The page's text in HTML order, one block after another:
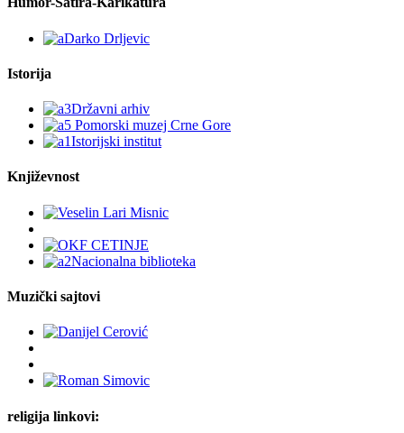
Istorija
Književnost
Muzički sajtovi
religija linkovi: